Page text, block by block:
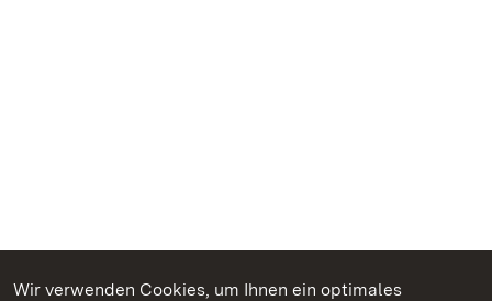
Wir verwenden Cookies, um Ihnen ein optimales